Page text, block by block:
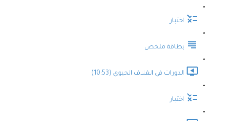
اختبار
بطاقة ملخص
الدورات في الغلاف الحيوي (10:53)
اختبار